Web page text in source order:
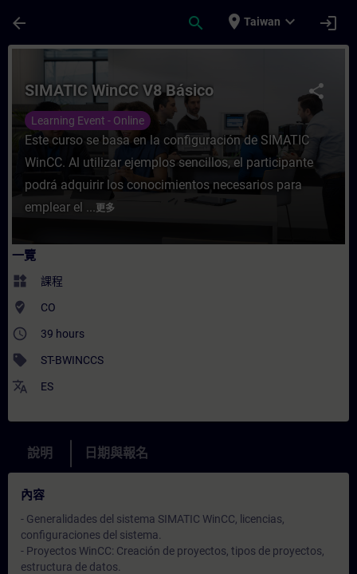
arrow_back search place Taiwan expand_more login
課程 - SIMATIC WinCC V8 Básico - 培訓
share
SIMATIC WinCC V8 Básico
Learning Event - Online
Este curso se basa en la configuración de SIMATIC
WinCC. Al utilizar ejemplos sencillos, el participante
podrá adquirir los conocimientos necesarios para
emplear el ...更多
一覽
widgets 課程
where_to_vote CO
access_time 39 hours
sell ST-BWINCCS
translate ES
說明 日期與報名
內容
- Generalidades del sistema SIMATIC WinCC, licencias,
configuraciones del sistema.
- Proyectos WinCC: Creación de proyectos, tipos de proyectos,
estructura de datos.